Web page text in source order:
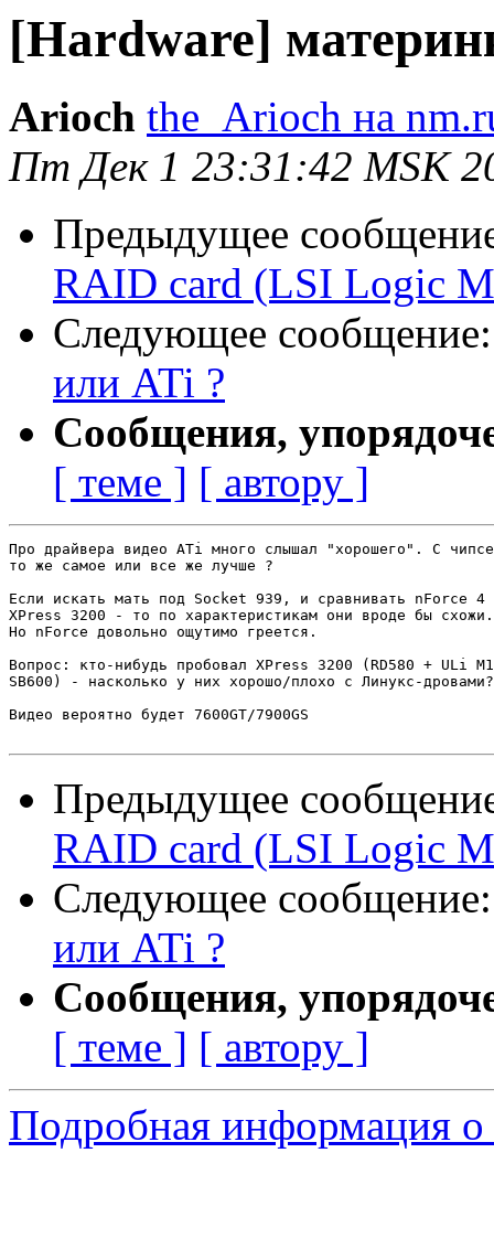
[Hardware]
Arioch the_Arioch на
Пт Дек 1 23:31:42 MSK
Предыдущее
RAID card (LSI Logic
Следующее
или ATi ?
Сообщения,
[ теме ] [ автору ]
Про драйвера видео ATi много слышал "хорошего". С
то же самое или все же лучше ?
Если искать мать под Socket 939, и сравнивать
XPress 3200 - то по характеристикам они вроде бы схожи.
Но nForce довольно ощутимо греется.
Вопрос: кто-нибудь пробовал XPress 3200 (RD580 + ULi
SB600) - насколько у них хорошо/плоxо с Линукс-дровами?
Видеo вероятно будет 7600GT/7900GS
Предыдущее
RAID card (LSI Logic
Следующее
или ATi ?
Сообщения,
[ теме ] [ автору ]
Подробная информация о